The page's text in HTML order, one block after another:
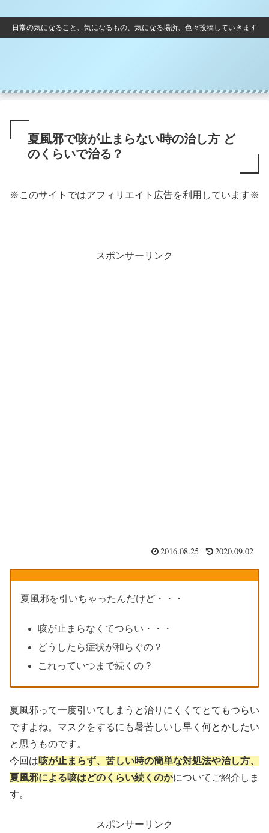
日常の気になること、気になるもの、気になる場所、色々投稿していきます
夏風邪で咳が止まらない時の治し方 ど
のくらいで治る？
※このサイトではアフィリエイト広告を利用しています※
スポンサーリンク
2016.08.25 2020.09.02
夏風邪を引いちゃったんだけど・・・
咳が止まらなくてつらい・・・
どうしたら症状が和らぐの？
これっていつまで続くの？
夏風邪って一度引いてしまうと治りにくくてとてもつらい
ですよね。マスクをするにも暑苦しいし早く何とかしたい
と思うものです。
今回は咳が止まらず、苦しい時の簡単な対処法や治し方、
夏風邪による咳はどのくらい続くのかについてご紹介しま
す。
スポンサーリンク